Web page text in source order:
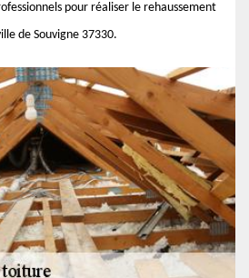
pour réaliser le rehaussement
de Souvigne 37330.